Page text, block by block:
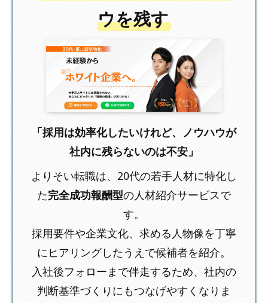
ウを残す
「採用は効率化したいけれど、ノウハウが
社内に残らないのは不安」
よりそい転職は、20代の若手人材に特化し
た完全成功報酬型の人材紹介サービスで
す。
採用要件や企業文化、求める人物像を丁寧
にヒアリングしたうえで候補者を紹介。
入社後フォローまで伴走するため、社内の
判断基準づくりにもつなげやすくなりま